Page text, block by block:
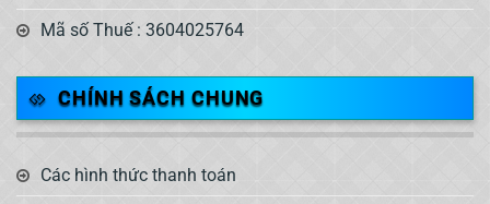
Mã số Thuế : 3604025764
CHÍNH SÁCH CHUNG
Các hình thức thanh toán